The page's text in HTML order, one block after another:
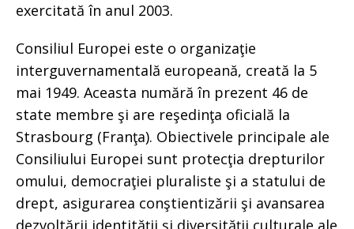
exercitată în anul 2003.
Consiliul Europei este o organizaţie
interguvernamentală europeană, creată la 5
mai 1949. Aceasta numără în prezent 46 de
state membre şi are reşedinţa oficială la
Strasbourg (Franţa). Obiectivele principale ale
Consiliului Europei sunt protecţia drepturilor
omului, democraţiei pluraliste şi a statului de
drept, asigurarea conştientizării şi avansarea
dezvoltării identităţii şi diversităţii culturale ale